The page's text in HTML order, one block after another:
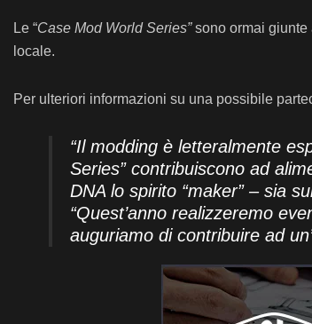
Le “Case Mod World Series”sono ormai giunte
locale.
Per ulteriori informazioni su una possibile
“Il modding è letteralmente
Series” contribuiscono ad
DNA lo spirito “maker” – sia
“Quest’anno realizzeremo
auguriamo di contribuire ad